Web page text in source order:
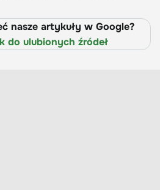
nasze artykuły w Google?
do ulubionych źródeł